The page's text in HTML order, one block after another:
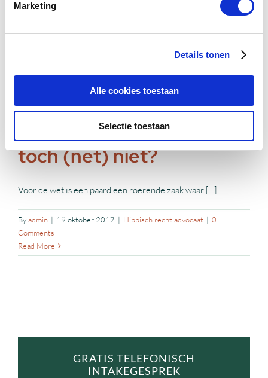
Marketing
Details tonen
Alle cookies toestaan
Selectie toestaan
Paard kopen:
consumentenkoop of
toch (net) niet?
Voor de wet is een paard een roerende zaak waar [...]
Byadmin | 19 oktober 2017 | Hippisch recht advocaat | 0
Comments
Read More
GRATIS TELEFONISCH
INTAKEGESPREK